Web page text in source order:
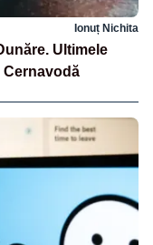
Ionuț Nichita
Ultimele